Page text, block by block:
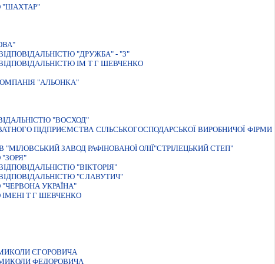
"ШАХТАР"
"ДРУЖБА" - "З"
IМ Т Г ШЕВЧЕНКО
"АЛЬОНКА"
"ВОСХОД"
ПIДПРИЄМСТВА СIЛЬСЬКОГОСПОДАРСЬКОЇ ВИРОБНИЧОЇ ФIРМИ
ЗАВОД РАФIНОВАНОЇ ОЛIЇ"СТРIЛЕЦЬКИЙ СТЕП"
"ВIКТОРIЯ"
"СЛАВУТИЧ"
УКРАЇНА"
Т Г ШЕВЧЕНКО
ЄГОРОВИЧА
ФЕДОРОВИЧА